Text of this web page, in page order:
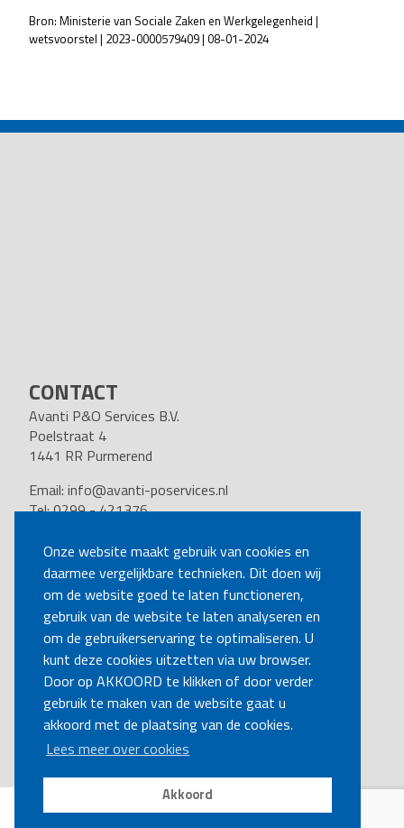
Onze website maakt gebruik van cookies en
daarmee vergelijkbare technieken. Dit doen wij
om de website goed te laten functioneren,
gebruik van de website te laten analyseren en
om de gebruikerservaring te optimaliseren. U
kunt deze cookies uitzetten via uw browser.
Door op AKKOORD te klikken of door verder
gebruik te maken van de website gaat u
akkoord met de plaatsing van de cookies.
Lees meer over cookies
Akkoord
Bron: Ministerie van Sociale Zaken en Werkgelegenheid |
wetsvoorstel | 2023-0000579409 | 08-01-2024
NAVIGATION
CONTACT
Avanti P&O Services B.V.
Poelstraat 4
1441 RR Purmerend
Email: info@avanti-poservices.nl
Tel: 0299 - 421376
Kvk nummer: 37140121
VOLG ONS
BEL MIJ TERUG
MAAK EEN AFSPRAAK
Disclaimer|Privacy|Cookies